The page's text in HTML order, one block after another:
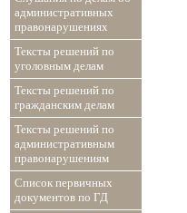
административных
правонарушениях
Тексты решений по
уголовным делам
Тексты решений по
гражданским делам
Тексты решений по
административным
правонарушениям
Список первичных
документов по ГД